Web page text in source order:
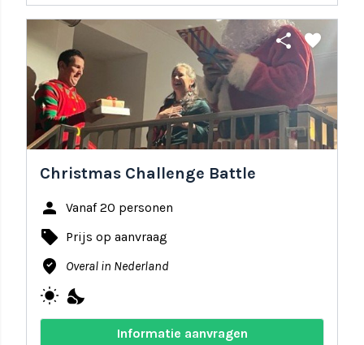
share favorite
Christmas Challenge Battle
person Vanaf 20 personen
local_offer Prijs op aanvraag
where_to_vote Overal in Nederland
wb_sunny nights_stay
Informatie aanvragen